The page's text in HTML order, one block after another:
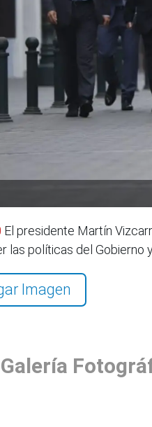
El presidente Martín
las políticas del Gobierno
Imagen
Galería